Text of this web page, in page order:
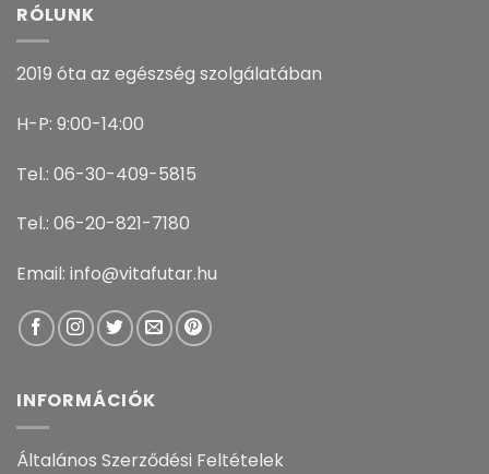
RÓLUNK
2019 óta az egészség szolgálatában
H-P: 9:00-14:00
Tel.: 06-30-409-5815
Tel.: 06-20-821-7180
Email: info@vitafutar.hu
INFORMÁCIÓK
Általános Szerződési Feltételek